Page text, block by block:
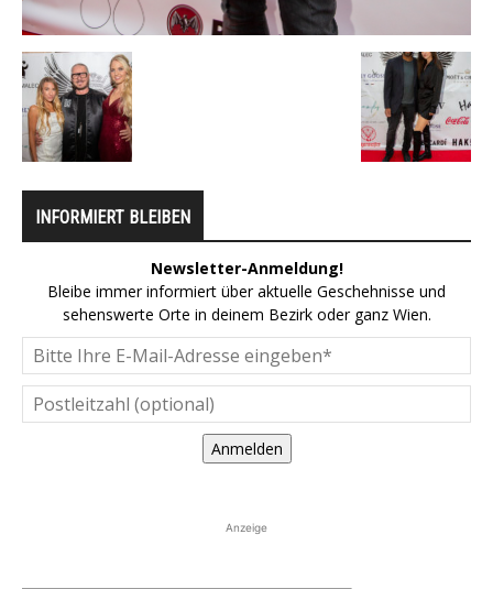
INFORMIERT BLEIBEN
Newsletter-Anmeldung!
Bleibe immer informiert über aktuelle Geschehnisse und
sehenswerte Orte in deinem Bezirk oder ganz Wien.
Anmelden
Anzeige